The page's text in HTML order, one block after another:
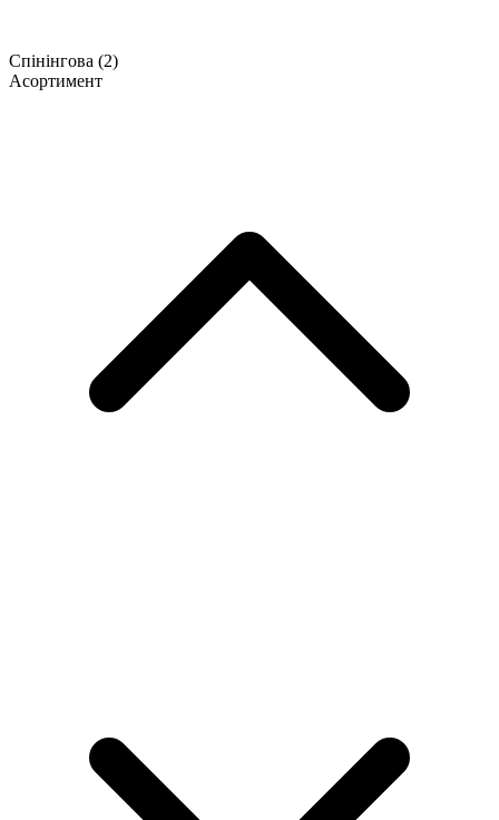
Спінінгова (2)
Асортимент